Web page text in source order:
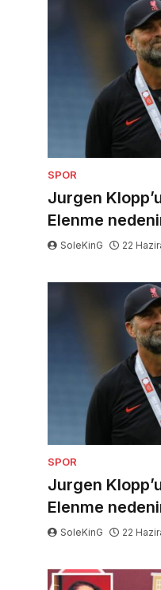
SPOR
Jurgen
Elenme
SoleKinG 22
SPOR
Jurgen
Elenme
SoleKinG 22